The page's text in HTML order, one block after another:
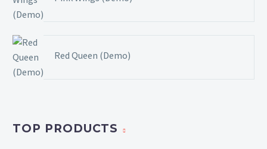
Red Queen (Demo)
TOP PRODUCTS